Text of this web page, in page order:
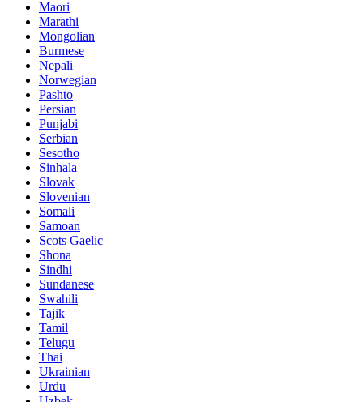
Maori
Marathi
Mongolian
Burmese
Nepali
Norwegian
Pashto
Persian
Punjabi
Serbian
Sesotho
Sinhala
Slovak
Slovenian
Somali
Samoan
Scots Gaelic
Shona
Sindhi
Sundanese
Swahili
Tajik
Tamil
Telugu
Thai
Ukrainian
Urdu